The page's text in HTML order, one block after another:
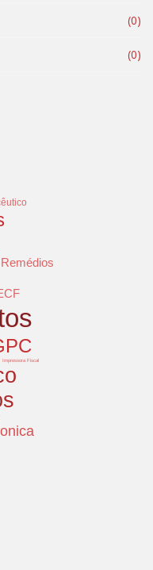
(0)
(0)
Remédios
Impressora Fiscal